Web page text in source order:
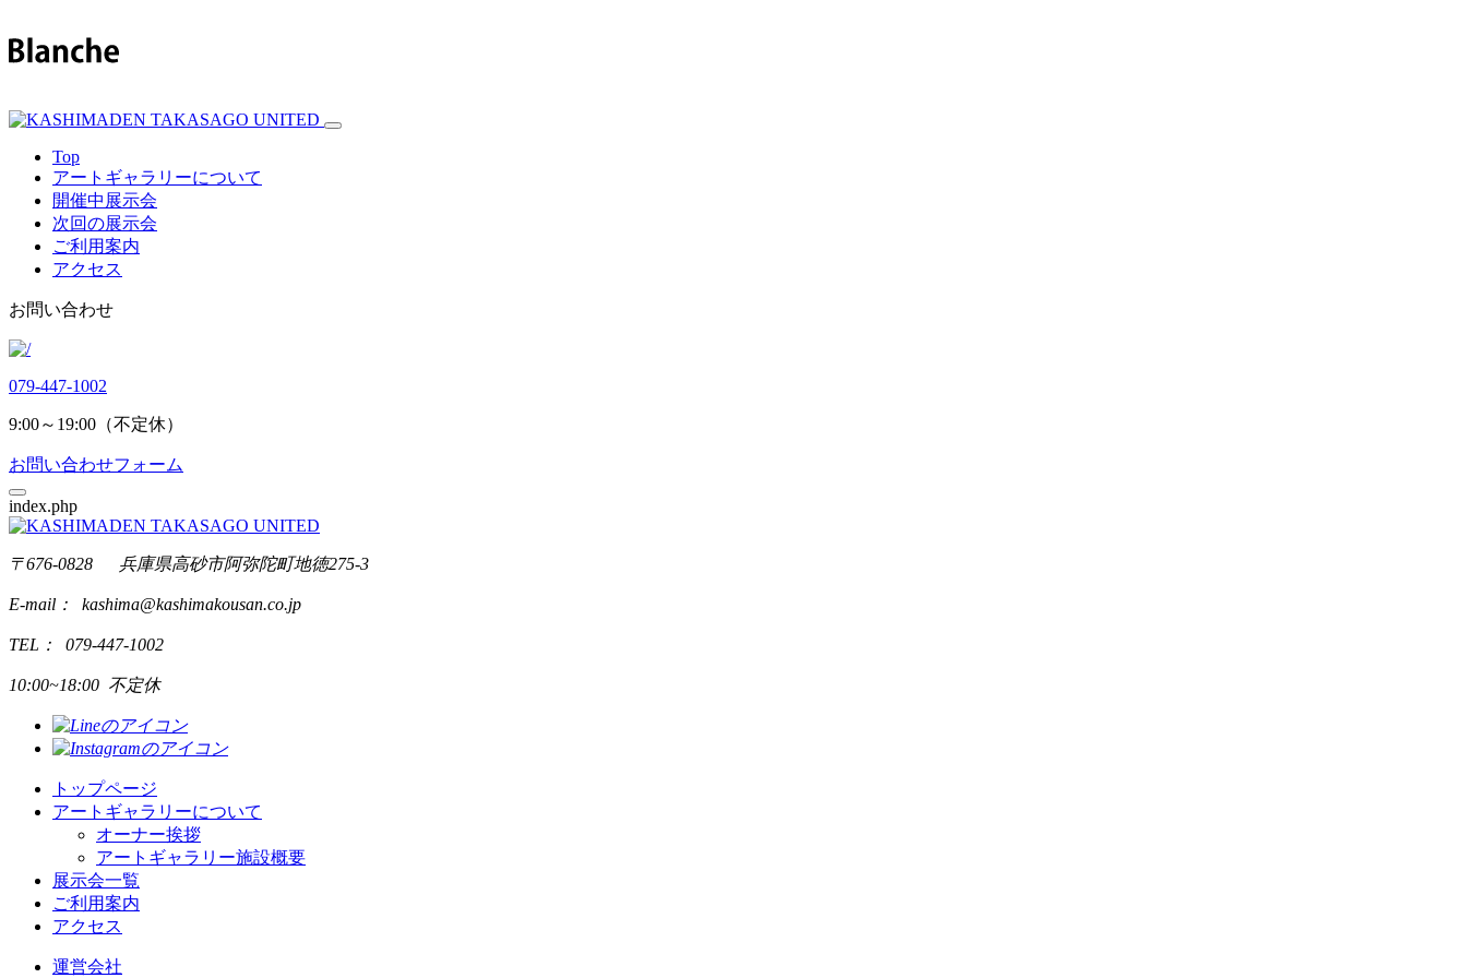
Top
アートギャラリーについて
開催中展示会
次回の展示会
ご利用案内
アクセス
お問い合わせ
079-447-1002
9:00～19:00（不定休）
お問い合わせフォーム
index.php
〒676-0828 兵庫県高砂市阿弥陀町地徳275-3
E-mail： kashima@kashimakousan.co.jp
TEL： 079-447-1002
10:00~18:00 不定休
トップページ
アートギャラリーについて
オーナー挨拶
アートギャラリー施設概要
展示会一覧
ご利用案内
アクセス
運営会社